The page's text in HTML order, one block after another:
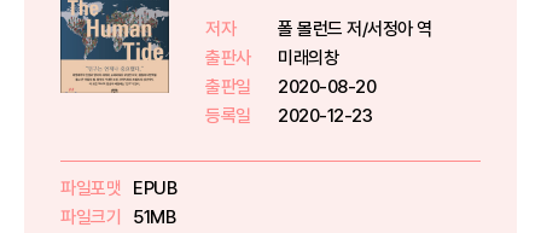
저자
폴 몰런드 저/서정아 역
출판사
미래의창
출판일
2020-08-20
등록일
2020-12-23
파일포맷
EPUB
파일크기
51MB